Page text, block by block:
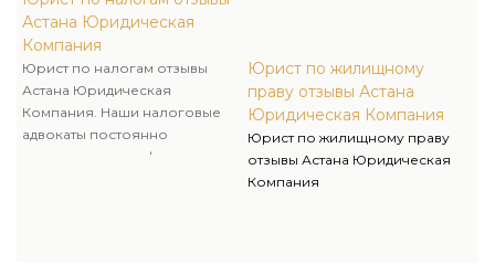
сборах и производят прогноз
судебной практики по
налоговым спорам.
Астана Юридическая
Компания
Юрист по налогам отзывы
Астана Юридическая
Компания. Наши налоговые
адвокаты постоянно
отслеживают конфигурации в
Юрист по жилищному
праву отзывы Астана
Юридическая Компания
Юрист по жилищному праву
отзывы Астана Юридическая
Компания